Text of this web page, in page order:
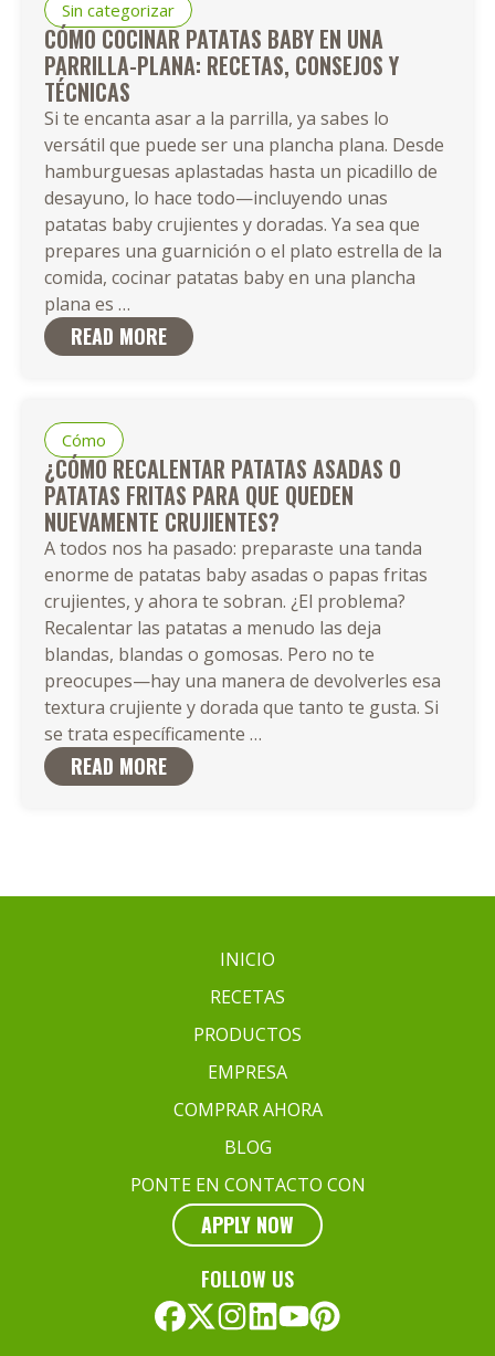
Sin categorizar
CÓMO COCINAR PATATAS BABY EN UNA
PARRILLA-PLANA: RECETAS, CONSEJOS Y
TÉCNICAS
Si te encanta asar a la parrilla, ya sabes lo
versátil que puede ser una plancha plana. Desde
hamburguesas aplastadas hasta un picadillo de
desayuno, lo hace todo—incluyendo unas
patatas baby crujientes y doradas. Ya sea que
prepares una guarnición o el plato estrella de la
comida, cocinar patatas baby en una plancha
plana es …
Cocinar
Patatas
Parrilla-
Plana:
Recetas,
Consejos
y
Técnicas
READ MORE
Cómo
¿CÓMO RECALENTAR PATATAS ASADAS O
PATATAS FRITAS PARA QUE QUEDEN
NUEVAMENTE CRUJIENTES?
A todos nos ha pasado: preparaste una tanda
enorme de patatas baby asadas o papas fritas
crujientes, y ahora te sobran. ¿El problema?
Recalentar las patatas a menudo las deja
blandas, blandas o gomosas. Pero no te
preocupes—hay una manera de devolverles esa
textura crujiente y dorada que tanto te gusta. Si
se trata específicamente …
Fritas
Queden
Nuevamente
Crujientes?
READ MORE
INICIO
RECETAS
PRODUCTOS
EMPRESA
COMPRAR AHORA
BLOG
PONTE EN CONTACTO CON
APPLY NOW
FOLLOW US